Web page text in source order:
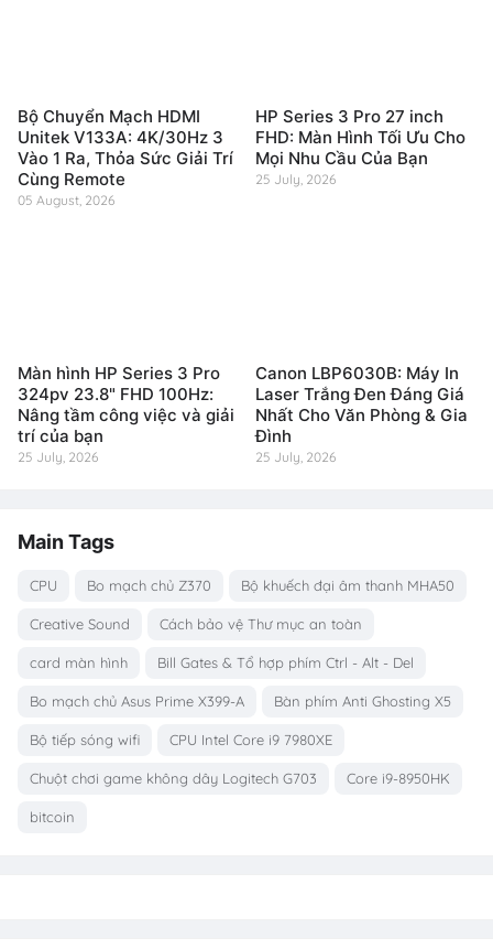
Bộ Chuyển Mạch HDMI
Unitek V133A: 4K/30Hz 3
Vào 1 Ra, Thỏa Sức Giải Trí
Cùng Remote
05 August, 2026
HP Series 3 Pro 27 inch
FHD: Màn Hình Tối Ưu Cho
Mọi Nhu Cầu Của Bạn
25 July, 2026
Màn hình HP Series 3 Pro
324pv 23.8" FHD 100Hz:
Nâng tầm công việc và giải
trí của bạn
25 July, 2026
Canon LBP6030B: Máy In
Laser Trắng Đen Đáng Giá
Nhất Cho Văn Phòng & Gia
Đình
25 July, 2026
Main Tags
CPU Bo mạch chủ Z370 Bộ khuếch đại âm thanh MHA50
Creative Sound Cách bảo vệ Thư mục an toàn
card màn hình Bill Gates & Tổ hợp phím Ctrl - Alt - Del
Bo mạch chủ Asus Prime X399-A Bàn phím Anti Ghosting X5
Bộ tiếp sóng wifi CPU Intel Core i9 7980XE
Chuột chơi game không dây Logitech G703 Core i9-8950HK
bitcoin